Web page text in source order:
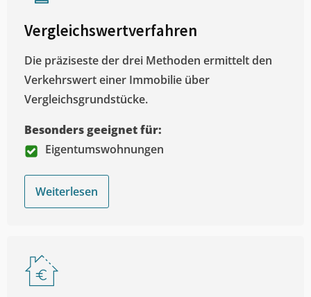
Vergleichswertverfahren
Die präziseste der drei Methoden ermittelt den
Verkehrswert einer Immobilie über
Vergleichsgrundstücke.
Besonders geeignet für:
Eigentumswohnungen
Weiterlesen